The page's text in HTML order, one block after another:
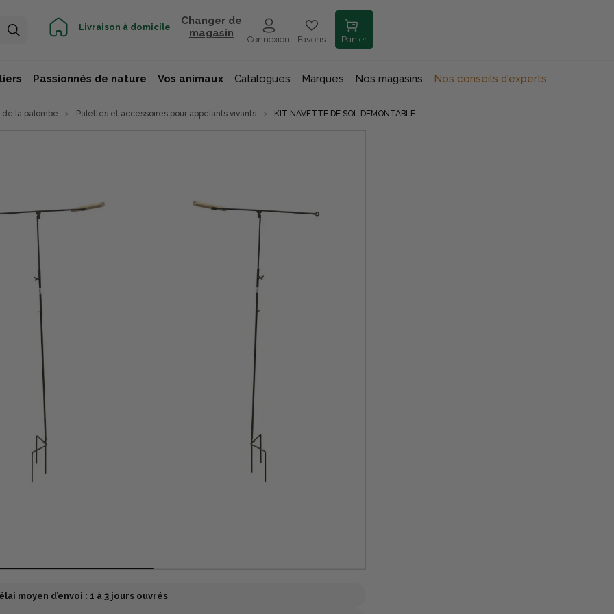
Livraison à domicile
Changer de
magasin
Connexion Favoris Panier
Passionnés de nature Vos animaux Catalogues Marques Nos magasins Nos conseils d'experts
la palombe Palettes et accessoires pour appelants vivants KIT NAVETTE DE SOL DEMONTABLE
moyen d’envoi : 1 à 3 jours ouvrés